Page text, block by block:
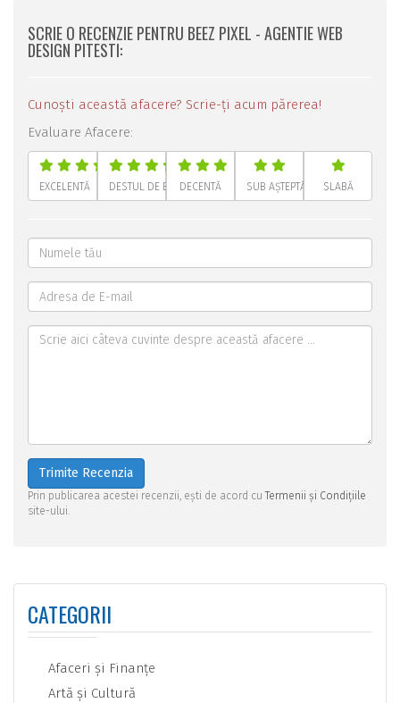
SCRIE O RECENZIE PENTRU BEEZ PIXEL - AGENTIE WEB
DESIGN PITESTI:
Cunoști această afacere? Scrie-ți acum părerea!
Evaluare Afacere:
EXCELENTĂ DESTUL DE BUNĂDECENTĂ SUB AȘTEPTĂRI SLABĂ
Trimite Recenzia
Prin publicarea acestei recenzii, ești de acord cuTermenii și Condițiile
site-ului.
CATEGORII
Afaceri şi Finanţe
Artă şi Cultură